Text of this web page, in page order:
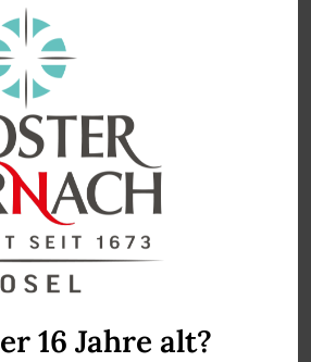
16 Jahre alt?